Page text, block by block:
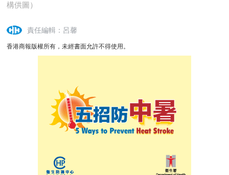
構供圖 ）
責任編輯：呂馨
香港商報版權所有，未經書面允許不得使用。